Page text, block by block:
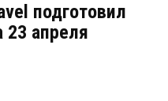
подготовил
апреля